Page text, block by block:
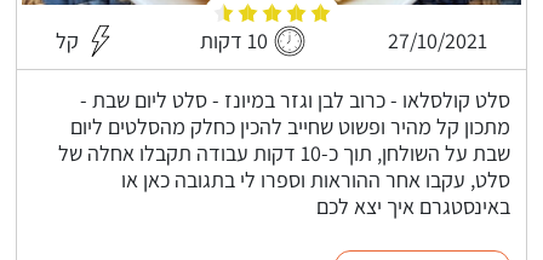
27/10/2021 10 דקות קל
סלט קולסלאו - כרוב לבן וגזר במיונז - סלט ליום שבת -
מתכון קל מהיר ופשוט שחייב להכין כחלק מהסלטים ליום
שבת על השולחן, תוך כ-10 דקות עבודה תקבלו אחלה של
סלט, עקבו אחר ההוראות וספרו לי בתגובה כאן או
באינסטגרם איך יצא לכם